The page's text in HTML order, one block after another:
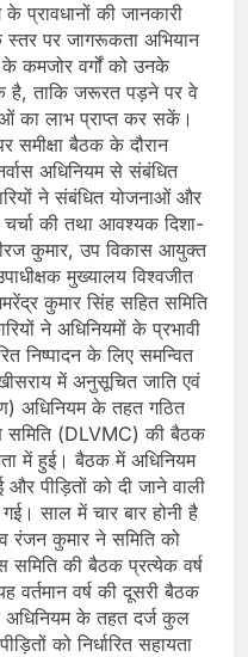
प्रावधानों की जानकारी
पर जागरूकता अभियान
कमजोर वर्गों को उनके
है, ताकि जरूरत पड़ने पर वे
का लाभ प्राप्त कर सकें।
समीक्षा बैठक के दौरान
अधिनियम से संबंधित
ने संबंधित योजनाओं और
चर्चा की तथा आवश्यक दिशा-
कुमार, उप विकास आयुक्त
मुख्यालय विश्वजीत
कुमार सिंह सहित समिति
ने अधिनियमों के प्रभावी
निष्पादन के लिए समन्वित
में अनुसूचित जाति एवं
अधिनियम के तहत गठित
समिति (DLVMC) की बैठक
में हुई। बैठक में अधिनियम
पीड़ितों को दी जाने वाली
गई। साल में चार बार होनी है
रंजन कुमार ने समिति को
समिति की बैठक प्रत्येक वर्ष
वर्तमान वर्ष की दूसरी बैठक
अधिनियम के तहत दर्ज कुल
को निर्धारित सहायता